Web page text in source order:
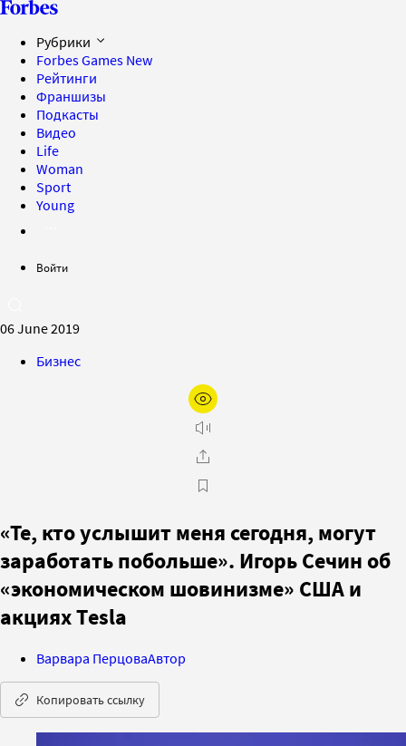
Рубрики
Forbes Games New
Рейтинги
Франшизы
Подкасты
Видео
Life
Woman
Sport
Young
Войти
06 June 2019
Бизнес
«Те, кто услышит меня сегодня, могут
заработать побольше». Игорь Сечин об
«экономическом шовинизме» США и
акциях Тesla
Варвара ПерцоваАвтор
Копировать ссылку